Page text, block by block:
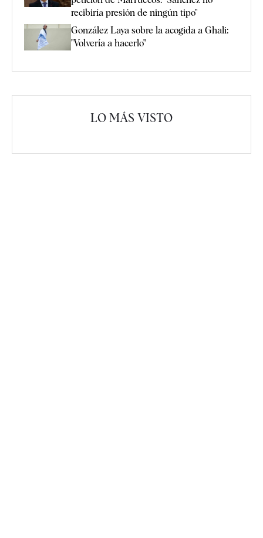
recibiría presión de ningún tipo"
González Laya sobre la acogida a Ghali:
"Volvería a hacerlo"
LO MÁS VISTO